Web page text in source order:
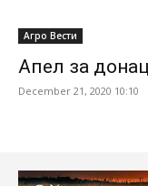
Агро Вести
Апел за
December 21, 2020 10:10